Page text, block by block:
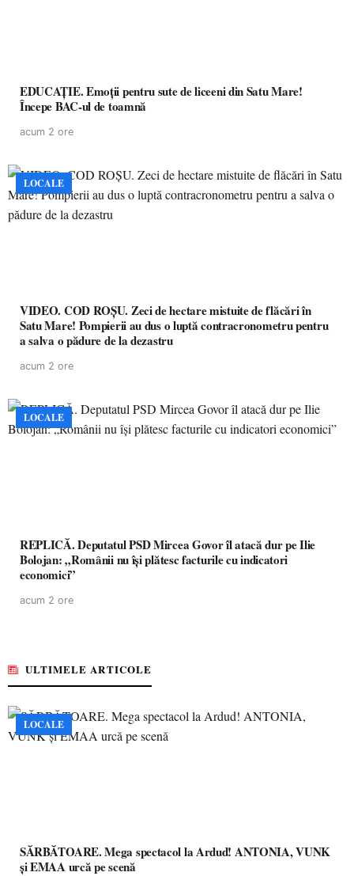
EDUCAȚIE. Emoții pentru sute de liceeni din Satu Mare!
Începe BAC-ul de toamnă
acum 2 ore
LOCALE
VIDEO. COD ROȘU. Zeci de hectare mistuite de flăcări în
Satu Mare! Pompierii au dus o luptă contracronometru pentru
a salva o pădure de la dezastru
acum 2 ore
LOCALE
REPLICĂ. Deputatul PSD Mircea Govor îl atacă dur pe Ilie
Bolojan: „Românii nu își plătesc facturile cu indicatori
economici”
acum 2 ore
ULTIMELE ARTICOLE
LOCALE
SĂRBĂTOARE. Mega spectacol la Ardud! ANTONIA, VUNK
și EMAA urcă pe scenă